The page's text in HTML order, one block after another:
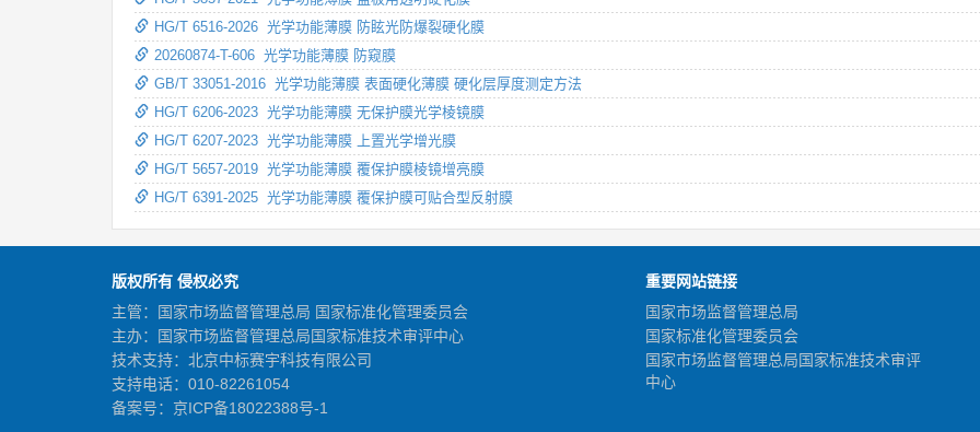
HG/T 6516-2026 光学功能薄膜 防眩光防爆裂硬化膜
20260874-T-606 光学功能薄膜 防窥膜
GB/T 33051-2016 光学功能薄膜 表面硬化薄膜 硬化层厚度测定方法
HG/T 6206-2023 光学功能薄膜 无保护膜光学棱镜膜
HG/T 6207-2023 光学功能薄膜 上置光学增光膜
HG/T 5657-2019 光学功能薄膜 覆保护膜棱镜增亮膜
HG/T 6391-2025 光学功能薄膜 覆保护膜可贴合型反射膜
版权所有 侵权必究
主管：国家市场监督管理总局 国家标准化管理委员会
主办：国家市场监督管理总局国家标准技术审评中心
技术支持：北京中标赛宇科技有限公司
支持电话：010-82261054
备案号： 京ICP备18022388号-1
重要网站链接
国家市场监督管理总局
国家标准化管理委员会
国家市场监督管理总局国家标准技术审评
中心